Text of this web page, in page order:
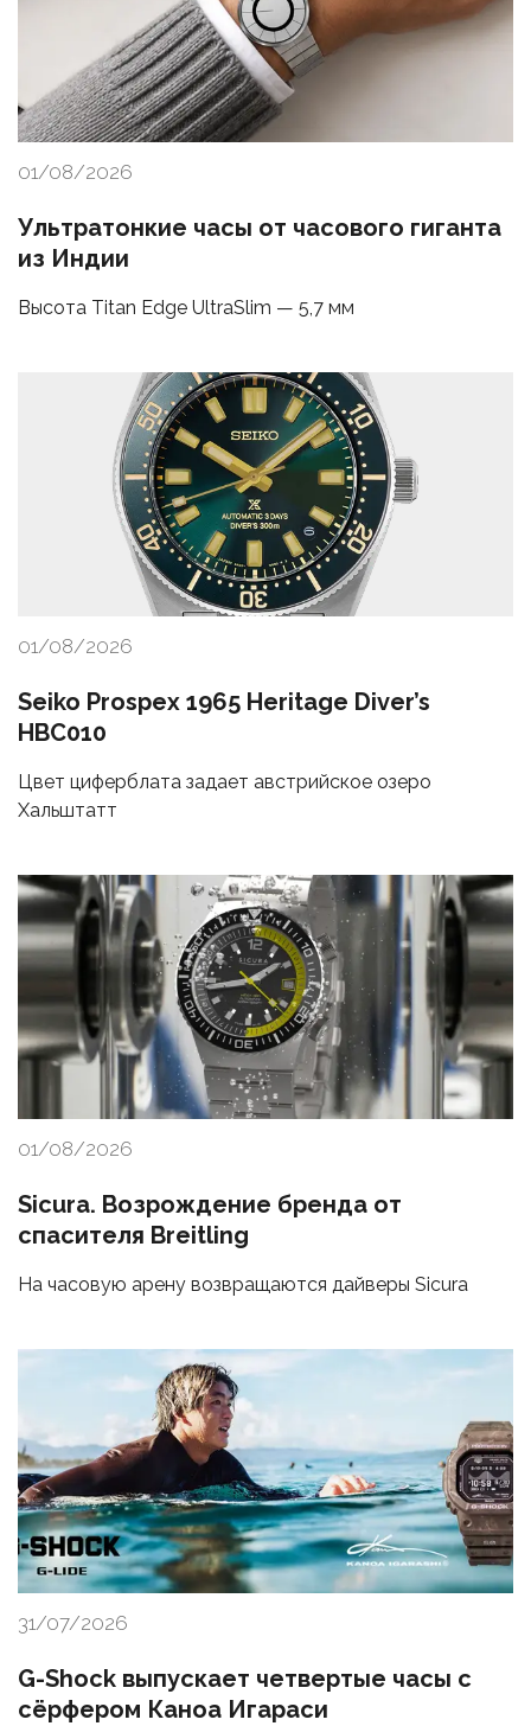
01/08/2026
Ультратонкие часы от часового гиганта
из Индии
Высота Titan Edge UltraSlim — 5,7 мм
01/08/2026
Seiko Prospex 1965 Heritage Diver’s
HBC010
Цвет циферблата задает австрийское озеро
Хальштатт
01/08/2026
Sicura. Возрождение бренда от
спасителя Breitling
На часовую арену возвращаются дайверы Sicura
31/07/2026
G-Shock выпускает четвертые часы с
сёрфером Каноа Игараси